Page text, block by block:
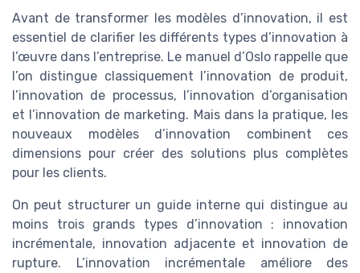
Avant de transformer les modèles d’innovation, il est
essentiel de clarifier les différents types d’innovation à
l’œuvre dans l’entreprise. Le manuel d’Oslo rappelle que
l’on distingue classiquement l’innovation de produit,
l’innovation de processus, l’innovation d’organisation
et l’innovation de marketing. Mais dans la pratique, les
nouveaux modèles d’innovation combinent ces
dimensions pour créer des solutions plus complètes
pour les clients.
On peut structurer un guide interne qui distingue au
moins trois grands types d’innovation : innovation
incrémentale, innovation adjacente et innovation de
rupture. L’innovation incrémentale améliore des